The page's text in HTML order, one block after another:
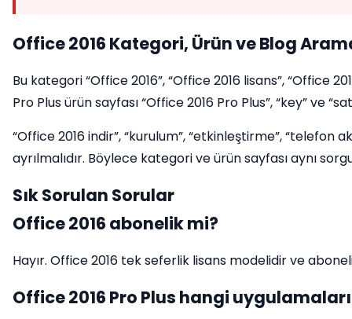
Office 2016 Kategori, Ürün ve Blog
Bu kategori “Office 2016”, “Office 2016 lisans”, “Office
Pro Plus ürün sayfası “Office 2016 Pro Plus”, “key” ve
“Office 2016 indir”, “kurulum”, “etkinleştirme”,
ayrılmalıdır. Böylece kategori ve ürün sayfası aynı
Sık Sorulan Sorular
Office 2016 abonelik mi?
Hayır. Office 2016 tek seferlik lisans modelidir ve
Office 2016 Pro Plus hangi